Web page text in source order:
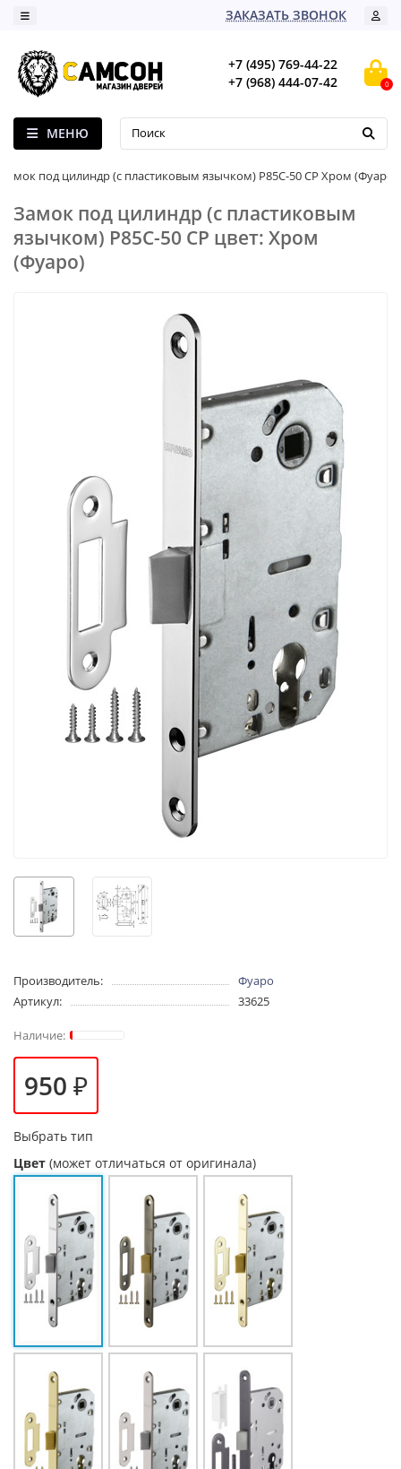
ЗАКАЗАТЬ ЗВОНОК
+7 (495) 769-44-22
+7 (968) 444-07-42
0
МЕНЮ
Замок под цилиндр (с пластиковым язычком) P85C-50 CP Хром (Фуаро)
Замок под цилиндр (с пластиковым
язычком) P85C-50 CP цвет: Хром
(Фуаро)
Производитель:
Фуаро
Артикул:
33625
950 ₽
Выбрать тип
Цвет (может отличаться от оригинала)